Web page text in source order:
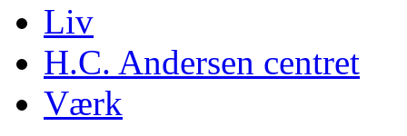
Liv
H.C. Andersen centret
Værk